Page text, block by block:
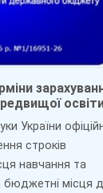
України
строків
навчання та
бюджетні місця